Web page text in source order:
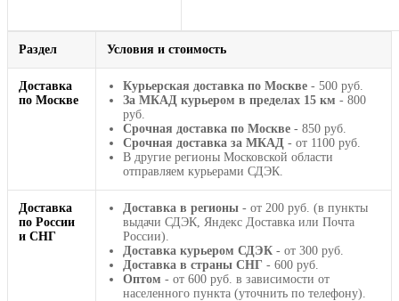
Раздел Условия и стоимость
Доставка
по Москве
Курьерская доставка по Москве - 500 руб.
За МКАД курьером в пределах 15 км - 800
руб.
Срочная доставка по Москве - 850 руб.
Срочная доставка за МКАД - от 1100 руб.
В другие регионы Московской области
отправляем курьерами СДЭК.
Доставка
по России
и СНГ
Доставка в регионы - от 200 руб. (в пункты
выдачи СДЭК, Яндекс Доставка или Почта
России).
Доставка курьером СДЭК - от 300 руб.
Доставка в страны СНГ - 600 руб.
Оптом - от 600 руб. в зависимости от
населенного пункта (уточнить по телефону).